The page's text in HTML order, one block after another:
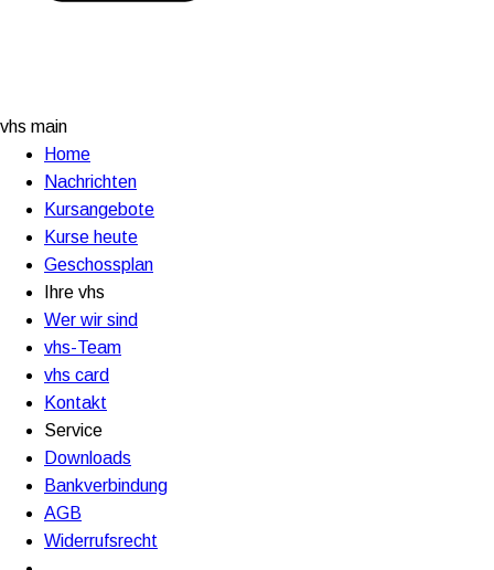
vhs main
Home
Nachrichten
Kursangebote
Kurse heute
Geschossplan
Ihre vhs
Wer wir sind
vhs-Team
vhs card
Kontakt
Service
Downloads
Bankverbindung
AGB
Widerrufsrecht